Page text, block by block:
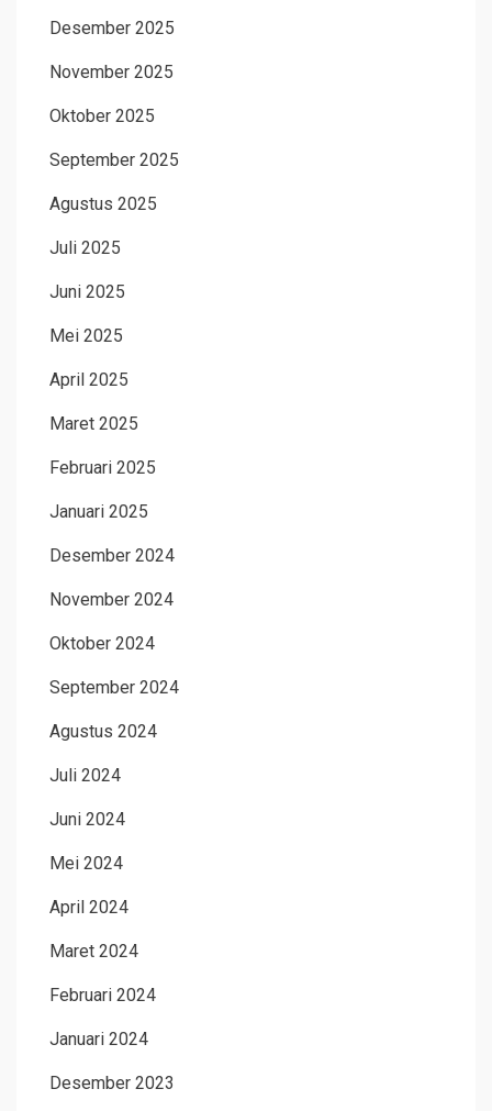
Desember 2025
November 2025
Oktober 2025
September 2025
Agustus 2025
Juli 2025
Juni 2025
Mei 2025
April 2025
Maret 2025
Februari 2025
Januari 2025
Desember 2024
November 2024
Oktober 2024
September 2024
Agustus 2024
Juli 2024
Juni 2024
Mei 2024
April 2024
Maret 2024
Februari 2024
Januari 2024
Desember 2023